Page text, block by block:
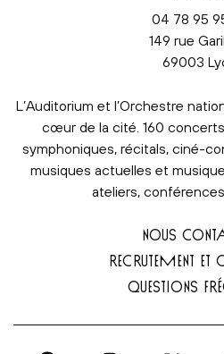
04 78 95
149 rue
69003
L’Auditorium et l’Orchestre
cœur de la cité. 160
symphoniques, récitals, ciné-
musiques actuelles et
ateliers,
NOUS
RECRUTEMENT ET
QUESTIONS